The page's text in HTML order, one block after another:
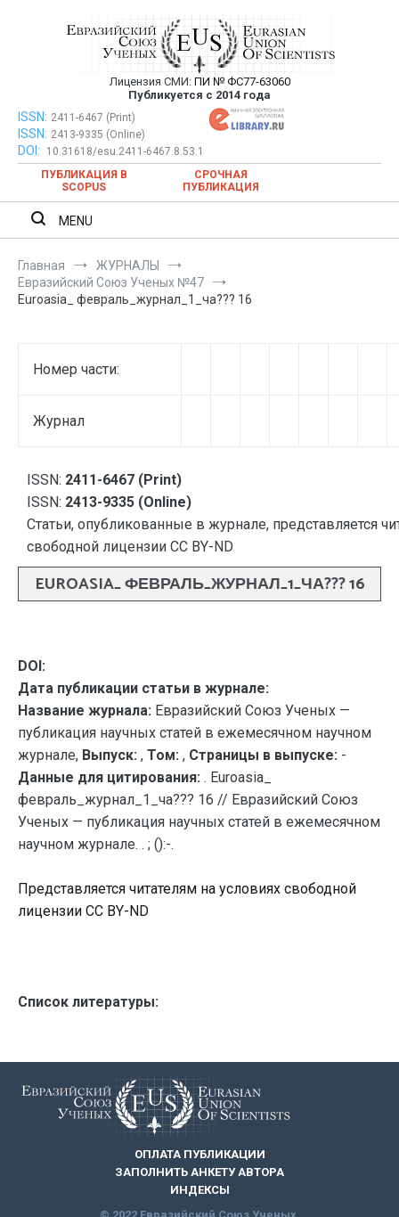
Евразийский Союз Ученых —
публикация научных статей в
ежемесячном научном журнале
Лицензия СМИ: ПИ № ФС77-63060
Публикуется с 2014 года
Евразийский Союз Ученых — публикация научных статей в
ежемесячном научном журнале
ISSN: 2411-6467 (Print)
ISSN: 2413-9335 (Online)
DOI:
10.31618/esu.2411-6467.8.53.1
ПУБЛИКАЦИЯ В
SCOPUS
СРОЧНАЯ
ПУБЛИКАЦИЯ
MENU
Главная
ЖУРНАЛЫ
Евразийский Союз Ученых №47
Euroasia_ февраль_журнал_1_ча??? 16
Номер части:
Журнал
ISSN: 2411-6467 (Print)
ISSN: 2413-9335 (Online)
Статьи, опубликованные в журнале, представляется
свободной лицензии CC BY-ND
EUROASIA_ ФЕВРАЛЬ_ЖУРНАЛ_1_ЧА??? 16
DOI:
Дата публикации статьи в журнале:
Название журнала: Евразийский Союз Ученых —
публикация научных статей в ежемесячном научном
журнале, Выпуск: , Том: , Страницы в выпуске: -
Данные для цитирования: . Euroasia_
февраль_журнал_1_ча??? 16 // Евразийский Союз
Ученых — публикация научных статей в ежемесячном
научном журнале. . ; ():-.
Представляется читателям на условиях свободной
лицензии CC BY-ND
Список литературы:
ОПЛАТА ПУБЛИКАЦИИ
ЗАПОЛНИТЬ АНКЕТУ АВТОРА
ИНДЕКСЫ